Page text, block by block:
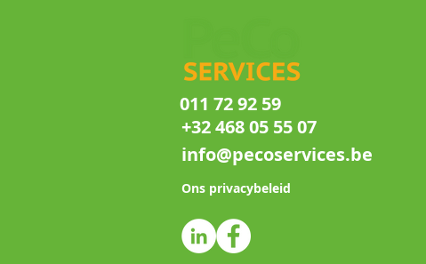
011 72 92 59
+32 468 05 55 07
info@pecoservices.be
Ons privacybeleid